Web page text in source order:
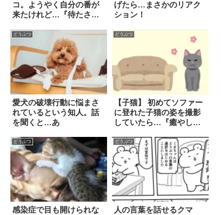
コ。ようやく自分の番が
来たけれど…『待たされ
げたら…まさかのリアク
ション！
どうぶつ
愛犬の破壊行動に悩まさ
れているという知人。話
を聞くと…あ
どうぶつ
【子猫】 初めてソファー
に登れた子猫の姿を撮影
していたら…『癒やしし
しまった！！
どうぶつ
感染症で目も開けられな
どうぶつ
人の言葉を話せるクマ